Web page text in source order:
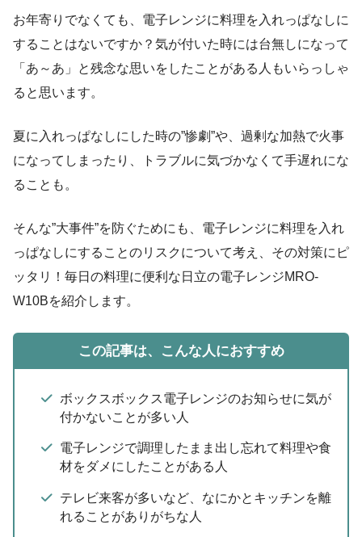
お年寄りでなくても、電子レンジに料理を入れっぱなしに
することはないですか？気が付いた時には台無しになって
「あ～あ」と残念な思いをしたことがある人もいらっしゃ
ると思います。
夏に入れっぱなしにした時の”惨劇”や、過剰な加熱で火事
になってしまったり、トラブルに気づかなくて手遅れにな
ることも。
そんな”大事件”を防ぐためにも、電子レンジに料理を入れ
っぱなしにすることのリスクについて考え、その対策にピ
ッタリ！毎日の料理に便利な日立の電子レンジMRO-
W10Bを紹介します。
この記事は、こんな人におすすめ
ボックスボックス電子レンジのお知らせに気が
付かないことが多い人
電子レンジで調理したまま出し忘れて料理や食
材をダメにしたことがある人
テレビ来客が多いなど、なにかとキッチンを離
れることがありがちな人